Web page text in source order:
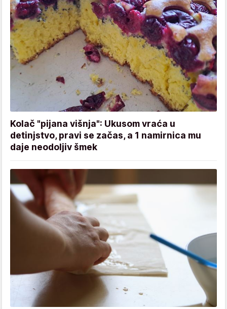
Kolač "pijana višnja": Ukusom vraća u
detinjstvo, pravi se začas, a 1 namirnica mu
daje neodoljiv šmek